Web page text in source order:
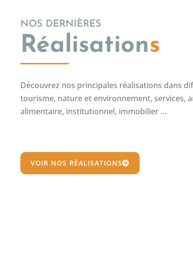
NOS DERNIÈRES
Réalisations
Découvrez nos principales réalisations dans
tourisme, nature et environnement, services,
alimentaire, institutionnel, immobilier …
VOIR NOS RÉALISATIONS